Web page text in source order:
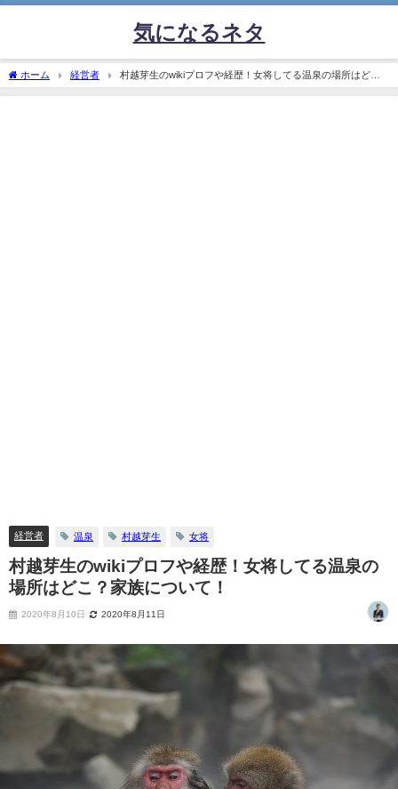
気になるネタ
ホーム 経営者
村越芽生のwikiプロフや経歴！女将してる温泉の場所はど
こ？家族について！
経営者 温泉 村越芽生 女将
村越芽生のwikiプロフや経歴！女将してる温泉の
場所はどこ？家族について！
2020年8月10日 2020年8月11日